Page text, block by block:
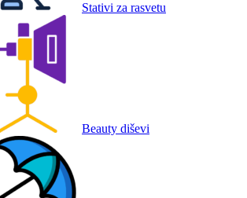
Stativi za rasvetu
Beauty diševi